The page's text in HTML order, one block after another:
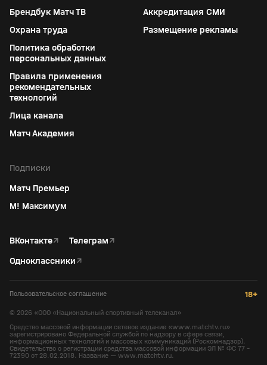
Брендбук Матч ТВ
Охрана труда
Политика обработки
персональных данных
Правила применения
рекомендательных
технологий
Лица канала
Матч Академия
Аккредитация СМИ
Размещение рекламы
Подписки
Матч Премьер
М! Максимум
ВКонтакте↗ Телеграм↗
Одноклассники↗
Пользовательское соглашение 18+
© 2026 «ООО «Национальный спортивный телеканал»
Средство массовой информации сетевое издание «www.matchtv.ru»
зарегистрировано Федеральной службой по надзору в сфере связи,
информационных технологий и массовых коммуникаций (Роскомнадзор).
Свидетельство о регистрации средства массовой информации ЭЛ № ФС 77 -
72390 от 28.02.2018. Название — www.matchtv.ru.